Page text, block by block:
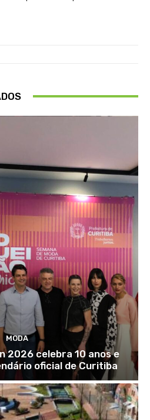
MODA
2026 celebra 10 anos e
oficial de Curitiba